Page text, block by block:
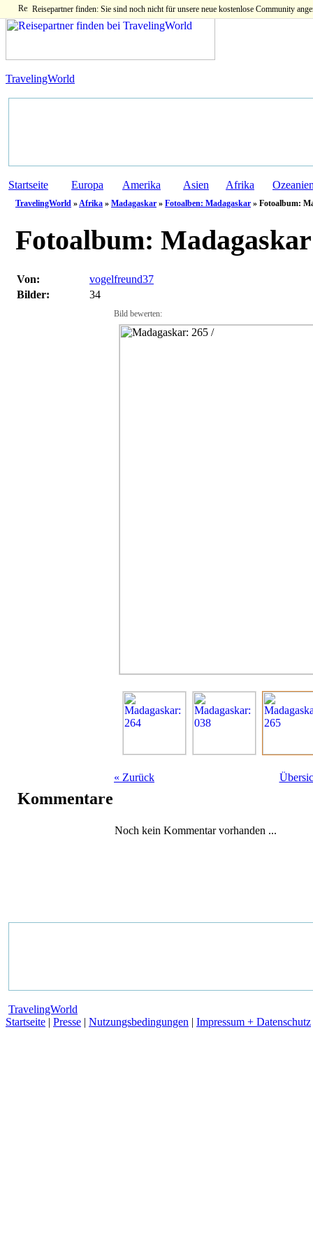
Reisepartner finden: Sie sind noch nicht für unsere neue kostenlose Community
TravelingWorld
Startseite Europa Amerika Asien Afrika
TravelingWorld »Afrika » Madagaskar » Fotoalben: Madagaskar » Fotoalbum:
Fotoalbum:
Von:
vogelfreund37
Bilder:
34
Bild bewerten:
« Zurück
Kommentare
Noch kein Kommentar vorhanden ...
TravelingWorld
Startseite | Presse | Nutzungsbedingungen | Impressum + Datenschutz